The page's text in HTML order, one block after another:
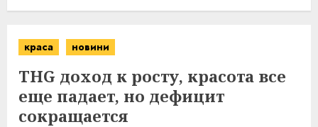
краса новини
THG доход к росту, красота все
еще падает, но дефицит
сокращается